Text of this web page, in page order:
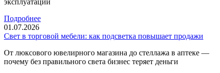
Подробнее
01.07.2026
Свет в торговой мебели: как подсветка повышает продажи
От люксового ювелирного магазина до стеллажа в аптеке —
почему без правильного света бизнес теряет деньги